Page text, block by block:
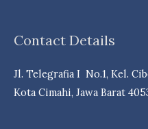
Marpaung,
M.H.-
Dr.
Contact Details
Jl. Telegrafia I No.1, Kel.
Kota Cimahi, Jawa Barat